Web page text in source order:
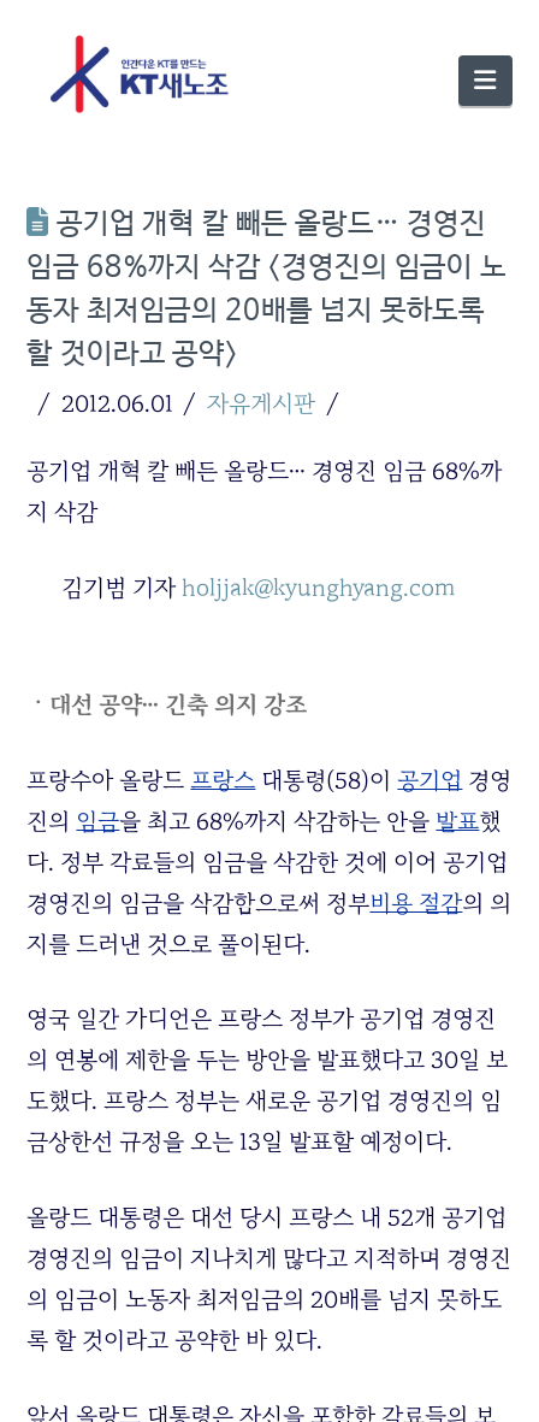
공기업 개혁 칼 빼든 올랑드… 경영진
임금 68%까지 삭감 <경영진의 임금이 노
동자 최저임금의 20배를 넘지 못하도록
할 것이라고 공약>
2012.06.01 자유게시판
공기업 개혁 칼 빼든 올랑드… 경영진 임금 68%까
지 삭감
김기범 기자holjjak@kyunghyang.com
ㆍ대선 공약… 긴축 의지 강조
프랑수아 올랑드프랑스 대통령(58)이공기업 경영
진의 임금을 최고 68%까지 삭감하는 안을 발표했
다. 정부 각료들의 임금을 삭감한 것에 이어 공기업
경영진의 임금을 삭감함으로써 정부비용 절감의 의
지를 드러낸 것으로 풀이된다.
영국 일간 가디언은 프랑스 정부가 공기업 경영진
의 연봉에 제한을 두는 방안을 발표했다고 30일 보
도했다. 프랑스 정부는 새로운 공기업 경영진의 임
금상한선 규정을 오는 13일 발표할 예정이다.
올랑드 대통령은 대선 당시 프랑스 내 52개 공기업
경영진의 임금이 지나치게 많다고 지적하며 경영진
의 임금이 노동자 최저임금의 20배를 넘지 못하도
록 할 것이라고 공약한 바 있다.